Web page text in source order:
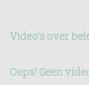
Video's over
Oeps! Geen